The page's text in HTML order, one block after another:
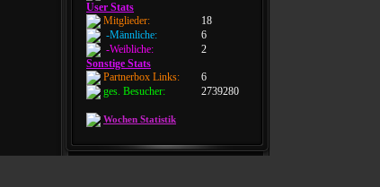
User Stats
Mitglieder:
18
-Männliche:
6
-Weibliche:
2
Sonstige Stats
Partnerbox Links:
6
ges. Besucher:
2739280
Wochen Statistik